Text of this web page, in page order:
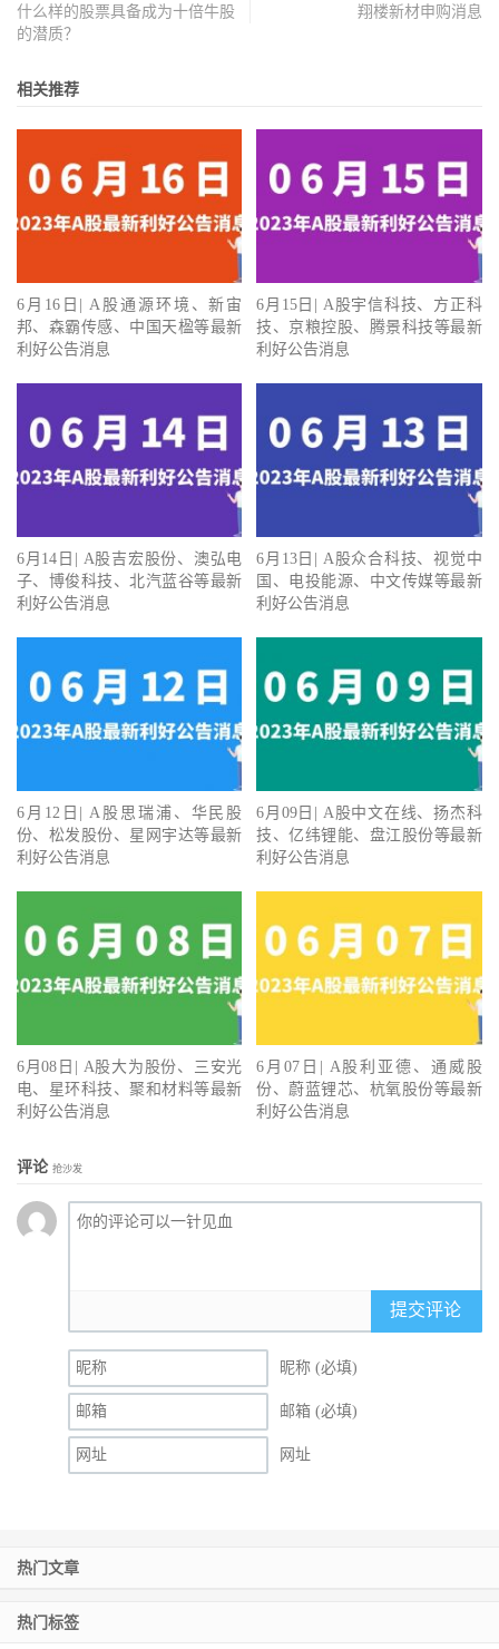
什么样的股票具备成为十倍牛股
的潜质？
翔楼新材申购消息
相关推荐
6月16日| A股通源环境、新宙
邦、森霸传感、中国天楹等最新
利好公告消息
6月15日| A股宇信科技、方正科
技、京粮控股、腾景科技等最新
利好公告消息
6月14日| A股吉宏股份、澳弘电
子、博俊科技、北汽蓝谷等最新
利好公告消息
6月13日| A股众合科技、视觉中
国、电投能源、中文传媒等最新
利好公告消息
6月12日| A股思瑞浦、华民股
份、松发股份、星网宇达等最新
利好公告消息
6月09日| A股中文在线、扬杰科
技、亿纬锂能、盘江股份等最新
利好公告消息
6月08日| A股大为股份、三安光
电、星环科技、聚和材料等最新
利好公告消息
6月07日| A股利亚德、通威股
份、蔚蓝锂芯、杭氧股份等最新
利好公告消息
评论 抢沙发
提交评论
昵称 (必填)
邮箱 (必填)
网址
热门文章
热门标签